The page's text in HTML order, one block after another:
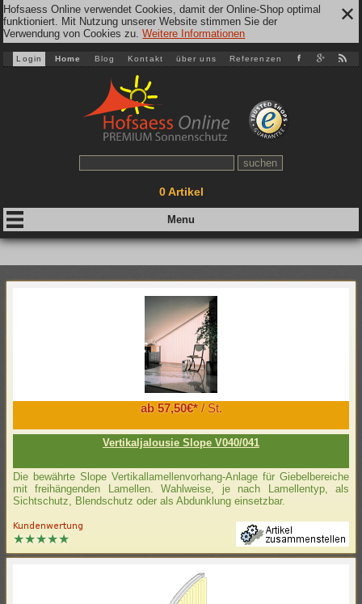
Hofsaess Online verwendet Cookies, damit der Online-Shop optimal
funktioniert. Mit Nutzung unserer Website stimmen Sie der
Verwendung von Cookies zu.Weitere Informationen
✕
Login Home Blog Kontakt über uns Referenzen
0Artikel
ab 57,50€*/ St.
Vertikaljalousie Slope V040/041
Die bewährte Slope Vertikallamellenvorhang-Anlage für Giebelbereiche
mit freihängenden Lamellen. Wahlweise, je nach Lamellentyp, als
Sichtschutz, Blendschutz oder als Abdunklung einsetzbar.